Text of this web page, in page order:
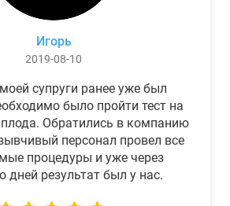
Игорь
2019-08-10
супруги ранее уже был
было пройти тест на
плода. Обратились в компанию
персонал провел все
процедуры и уже через
дней результат был у нас.